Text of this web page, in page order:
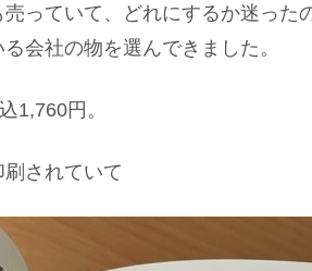
っていて、どれにするか迷った
会社の物を選んできました。
1,760円。
されていて